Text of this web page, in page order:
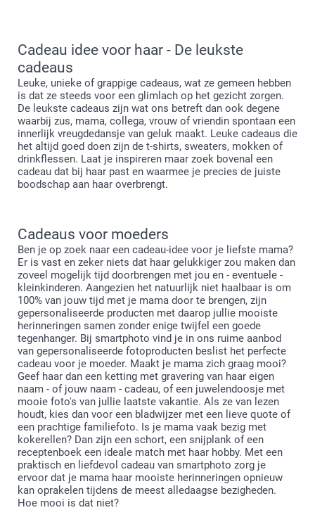
Cadeau idee voor haar - De leukste
cadeaus
Leuke, unieke of grappige cadeaus, wat ze gemeen hebben
is dat ze steeds voor een glimlach op het gezicht zorgen.
De leukste cadeaus zijn wat ons betreft dan ook degene
waarbij zus, mama, collega, vrouw of vriendin spontaan een
innerlijk vreugdedansje van geluk maakt. Leuke cadeaus die
het altijd goed doen zijn de t-shirts, sweaters, mokken of
drinkflessen. Laat je inspireren maar zoek bovenal een
cadeau dat bij haar past en waarmee je precies de juiste
boodschap aan haar overbrengt.
Cadeaus voor moeders
Ben je op zoek naar een cadeau-idee voor je liefste mama?
Er is vast en zeker niets dat haar gelukkiger zou maken dan
zoveel mogelijk tijd doorbrengen met jou en - eventuele -
kleinkinderen. Aangezien het natuurlijk niet haalbaar is om
100% van jouw tijd met je mama door te brengen, zijn
gepersonaliseerde producten met daarop jullie mooiste
herinneringen samen zonder enige twijfel een goede
tegenhanger. Bij smartphoto vind je in ons ruime aanbod
van gepersonaliseerde fotoproducten beslist het perfecte
cadeau voor je moeder. Maakt je mama zich graag mooi?
Geef haar dan een ketting met gravering van haar eigen
naam - of jouw naam - cadeau, of een juwelendoosje met
mooie foto's van jullie laatste vakantie. Als ze van lezen
houdt, kies dan voor een bladwijzer met een lieve quote of
een prachtige familiefoto. Is je mama vaak bezig met
kokerellen? Dan zijn een schort, een snijplank of een
receptenboek een ideale match met haar hobby. Met een
praktisch en liefdevol cadeau van smartphoto zorg je
ervoor dat je mama haar mooiste herinneringen opnieuw
kan oprakelen tijdens de meest alledaagse bezigheden.
Hoe mooi is dat niet?